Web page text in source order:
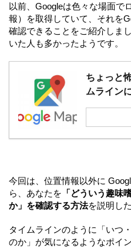
以前、Googleは色々な場面で
報）を取得していて、それを
確認できることをご紹介しま
いた人も多かったようです。
ちょっと
ムライン
今回は、位置情報以外に
ら、あなたを 「どういう趣味
か」を確認する方法を説明し
タイムラインのように「いつ
のか」が気になるようなポイ